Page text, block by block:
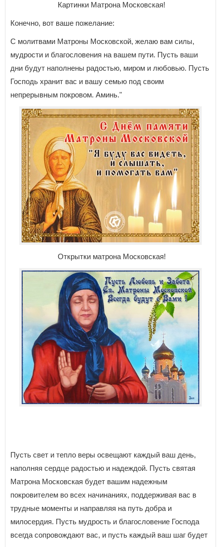
Картинки Матрона Московская!
Конечно, вот ваше пожелание:
С молитвами Матроны Московской, желаю вам силы,
мудрости и благословения на вашем пути. Пусть ваши
дни будут наполнены радостью, миром и любовью. Пусть
Господь хранит вас и вашу семью под своим
непрерывным покровом. Аминь."
Открытки матрона Московская!
Пусть свет и тепло веры освещают каждый ваш день,
наполняя сердце радостью и надеждой. Пусть святая
Матрона Московская будет вашим надежным
покровителем во всех начинаниях, поддерживая вас в
трудные моменты и направляя на путь добра и
милосердия. Пусть мудрость и благословение Господа
всегда сопровождают вас, и пусть каждый ваш шаг будет